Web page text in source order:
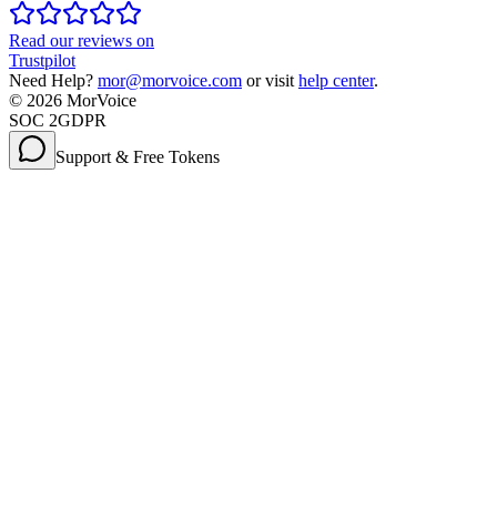
Read our reviews on
Trustpilot
Need Help? mor@morvoice.com or visit help center.
© 2026 MorVoice
SOC 2GDPR
Support & Free Tokens